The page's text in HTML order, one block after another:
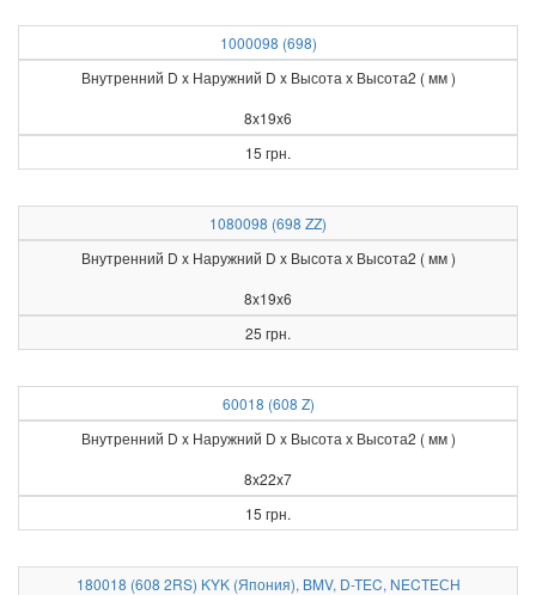
1000098 (698)
Внутренний D x Наружний D x Высота х Высота2 ( мм )
8x19x6
15 грн.
1080098 (698 ZZ)
Внутренний D x Наружний D x Высота х Высота2 ( мм )
8x19x6
25 грн.
60018 (608 Z)
Внутренний D x Наружний D x Высота х Высота2 ( мм )
8x22x7
15 грн.
180018 (608 2RS) KYK (Япония), BMV, D-TEC, NECTEСH